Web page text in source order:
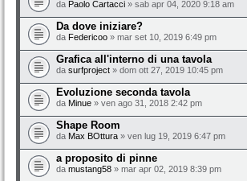
da Paolo Cartacci » sab apr 04, 2020 9:18 am
Da dove iniziare?
da Federicoo » mar set 10, 2019 6:49 pm
Grafica all'interno di una tavola
da surfproject » dom ott 27, 2019 10:45 pm
Evoluzione seconda tavola
da Minue » ven ago 31, 2018 2:42 pm
Shape Room
da Max BOttura » ven lug 19, 2019 6:47 pm
a proposito di pinne
da mustang58 » mar apr 02, 2019 8:39 pm